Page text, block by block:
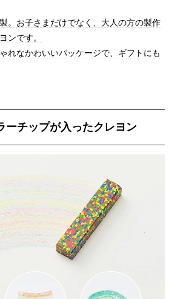
。お子さまだけでなく、大人の方の製作
ンです。
れなかわいいパッケージで、ギフトにも
ーチップが入ったクレヨン